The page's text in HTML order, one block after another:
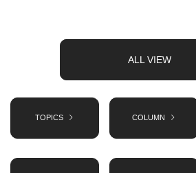
ALL VIEW
TOPICS COLUMN